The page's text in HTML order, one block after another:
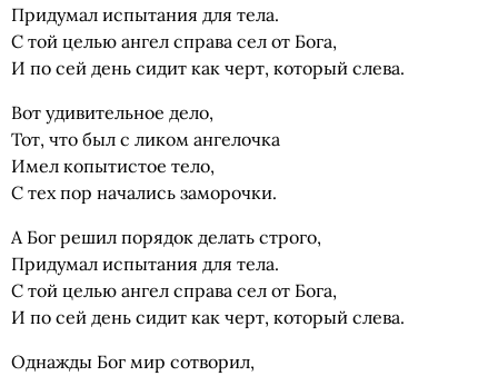
Придумал испытания для тела.
С той целью ангел справа сел от Бога,
И по сей день сидит как черт, который слева.
Вот удивительное дело,
Тот, что был с ликом ангелочка
Имел копытистое тело,
С тех пор начались заморочки.
А Бог решил порядок делать строго,
Придумал испытания для тела.
С той целью ангел справа сел от Бога,
И по сей день сидит как черт, который слева.
Однажды Бог мир сотворил,